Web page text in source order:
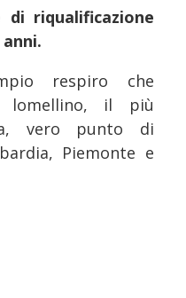
di riqualificazione
respiro che
lomellino, il più
vero punto di
Piemonte e